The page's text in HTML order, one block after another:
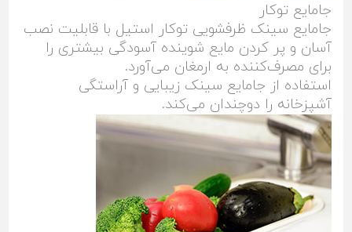
جا‌مایع توکار
جا‌مایع سینک ظرفشویی توکار استیل با قابلیت نصب
آسان و پر کردن مایع شوینده آسودگی بیشتری را
برای مصرف‌کننده به ارمغان می‌آورد.
استفاده از جا‌مایع سینک زیبایی و آراستگی
آشپزخانه را دوچندان می‌کند.